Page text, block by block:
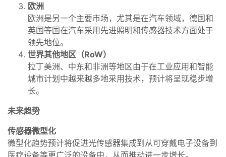
欧洲
欧洲是另一个主要市场，尤其是在汽车领域，德国和
英国等国在汽车采用先进照明和传感器技术方面处于
领先地位。
世界其他地区（RoW）
拉丁美洲、中东和非洲等地区由于在工业应用和智能
城市计划中越来越多地采用技术，预计将呈现稳步增
长。
未来趋势
传感器微型化
微型化趋势预计将促进光传感器集成到从可穿戴电子设备到
医疗设备等更广泛的设备中，从而推动进一步增长。